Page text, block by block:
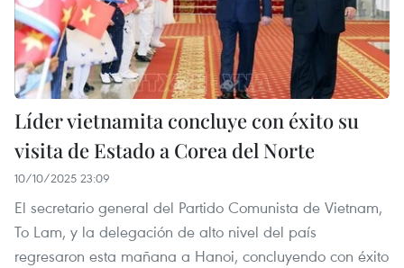
Líder vietnamita concluye con éxito su
visita de Estado a Corea del Norte
10/10/2025 23:09
El secretario general del Partido Comunista de Vietnam,
To Lam, y la delegación de alto nivel del país
regresaron esta mañana a Hanoi, concluyendo con éxito